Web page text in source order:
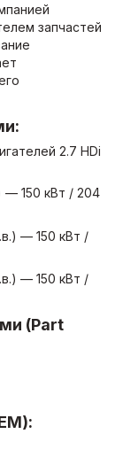
запчастей
2.7 HDi
— 150 кВт / 204
— 150 кВт /
— 150 кВт /
(Part